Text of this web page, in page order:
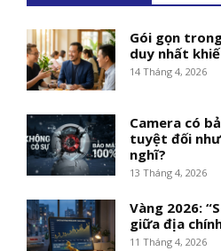
Gói gọn
duy nhất
14 Tháng 4, 2026
Camera có
tuyệt đối
nghĩ?
13 Tháng 4, 2026
Vàng 2026:
giữa địa
11 Tháng 4, 2026